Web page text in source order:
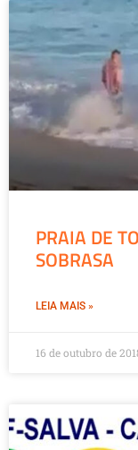
PRAIA DE
SOBRASA
LEIA MAIS »
16 de outubro de